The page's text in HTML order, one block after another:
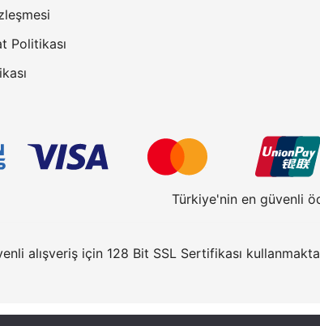
Politikası
Türkiye'nin en güvenli
alışveriş için 128 Bit SSL Sertifikası